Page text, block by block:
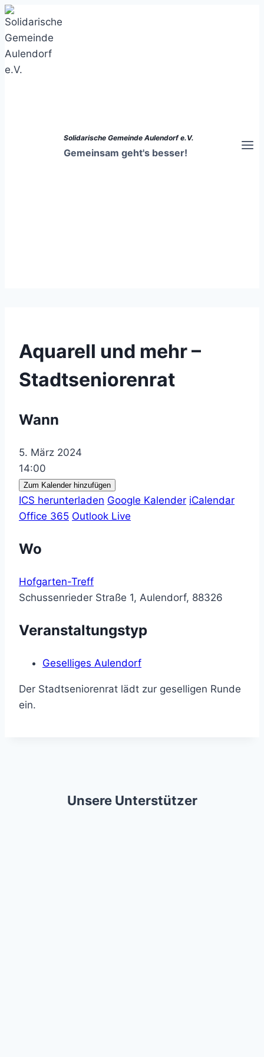
Zum
Inhalt
springen
Solidarische Gemeinde Aulendorf e.V.
Gemeinsam geht's besser!
Aquarell und mehr –
Stadtseniorenrat
Wann
5. März 2024
14:00
Zum Kalender hinzufügen
ICS herunterladen Google Kalender iCalendar
Office 365 Outlook Live
Wo
Hofgarten-Treff
Schussenrieder Straße 1, Aulendorf, 88326
Veranstaltungstyp
Geselliges Aulendorf
Der Stadtseniorenrat lädt zur geselligen Runde
ein.
Unsere Unterstützer